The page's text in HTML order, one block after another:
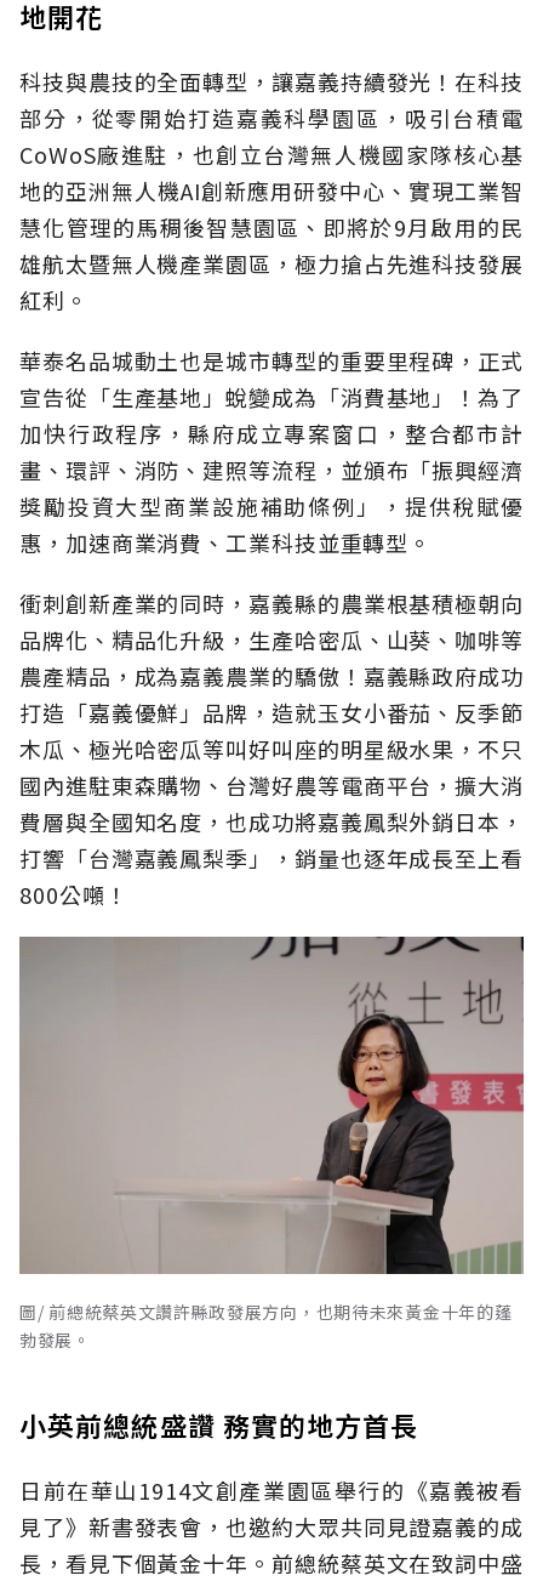
地開花
科技與農技的全面轉型，讓嘉義持續發光！在科技
部分，從零開始打造嘉義科學園區，吸引台積電
CoWoS廠進駐，也創立台灣無人機國家隊核心基
地的亞洲無人機AI創新應用研發中心、實現工業智
慧化管理的馬稠後智慧園區、即將於9月啟用的民
雄航太暨無人機產業園區，極力搶占先進科技發展
紅利。
華泰名品城動土也是城市轉型的重要里程碑，正式
宣告從「生產基地」蛻變成為「消費基地」！為了
加快行政程序，縣府成立專案窗口，整合都市計
畫、環評、消防、建照等流程，並頒布「振興經濟
獎勵投資大型商業設施補助條例」，提供稅賦優
惠，加速商業消費、工業科技並重轉型。
衝刺創新產業的同時，嘉義縣的農業根基積極朝向
品牌化、精品化升級，生產哈密瓜、山葵、咖啡等
農產精品，成為嘉義農業的驕傲！嘉義縣政府成功
打造「嘉義優鮮」品牌，造就玉女小番茄、反季節
木瓜、極光哈密瓜等叫好叫座的明星級水果，不只
國內進駐東森購物、台灣好農等電商平台，擴大消
費層與全國知名度，也成功將嘉義鳳梨外銷日本，
打響「台灣嘉義鳳梨季」，銷量也逐年成長至上看
800公噸！
圖/ 前總統蔡英文讚許縣政發展方向，也期待未來黃金十年的蓬
勃發展。
小英前總統盛讚 務實的地方首長
日前在華山1914文創產業園區舉行的《嘉義被看
見了》新書發表會，也邀約大眾共同見證嘉義的成
長，看見下個黃金十年。前總統蔡英文在致詞中盛